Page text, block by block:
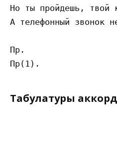
Но ты пройдешь, твой
А телефонный звонок
Пр.
Табулатуры